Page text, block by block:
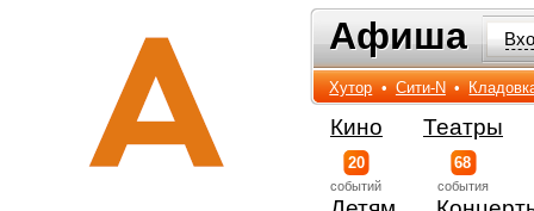
Афиша
Афиша
Хутор • Сити-N •
Кино
20
событий
Театры
68
события